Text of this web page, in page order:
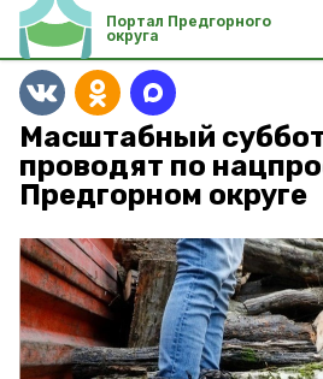
Портал Предгорного
округа
Масштабный
проводят по
Предгорном округе